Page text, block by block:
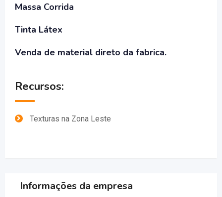
Massa Corrida
Tinta Látex
Venda de material direto da fabrica.
Recursos:
Texturas na Zona Leste
Informações da empresa